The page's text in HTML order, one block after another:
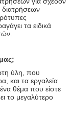
τα ειδικά
ύλη, που
και τα εργαλεία
θέμα που είστε
το μεγαλύτερο